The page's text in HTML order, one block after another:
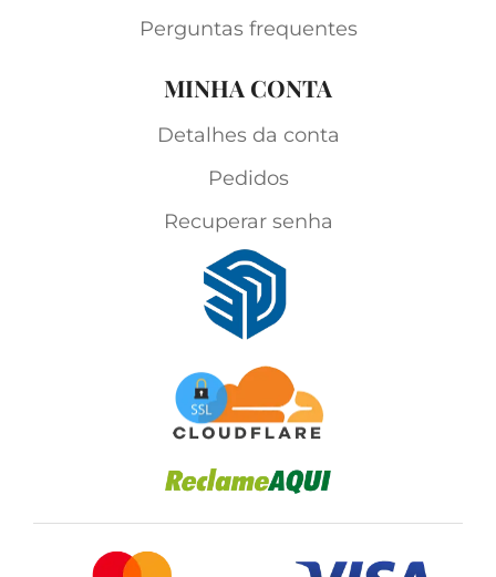
Perguntas frequentes
MINHA CONTA
Detalhes da conta
Pedidos
Recuperar senha